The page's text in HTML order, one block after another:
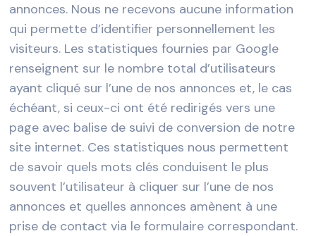
annonces. Nous ne recevons aucune information
qui permette d’identifier personnellement les
visiteurs. Les statistiques fournies par Google
renseignent sur le nombre total d’utilisateurs
ayant cliqué sur l’une de nos annonces et, le cas
échéant, si ceux-ci ont été redirigés vers une
page avec balise de suivi de conversion de notre
site internet. Ces statistiques nous permettent
de savoir quels mots clés conduisent le plus
souvent l’utilisateur à cliquer sur l’une de nos
annonces et quelles annonces amènent à une
prise de contact via le formulaire correspondant.